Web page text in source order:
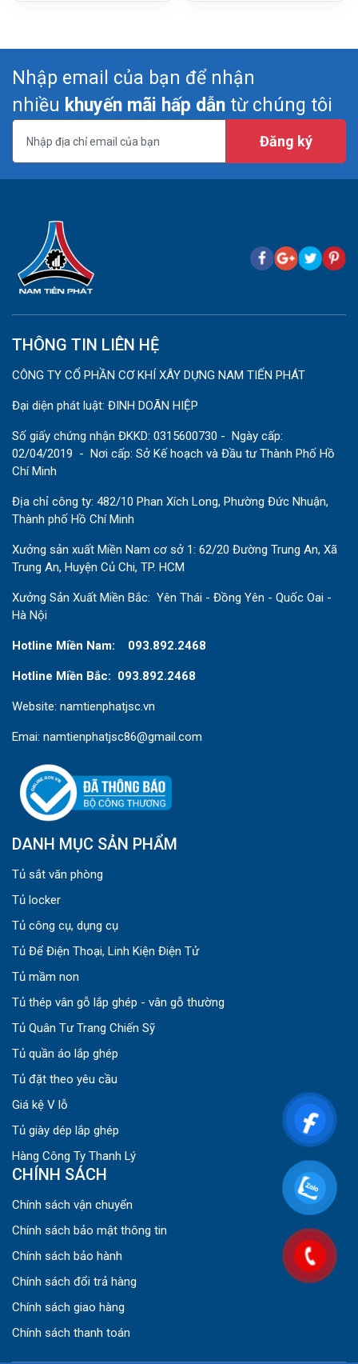
Nhập email của bạn để nhận
nhiều khuyến mãi hấp dẫn từ chúng tôi
Đăng ký
THÔNG TIN LIÊN HỆ
CÔNG TY CỔ PHẦN CƠ KHÍ XÂY DỰNG NAM TIẾN PHÁT
Đại diện phát luật: ĐINH DOÃN HIỆP
Số giấy chứng nhận ĐKKD: 0315600730 - Ngày cấp:
02/04/2019 - Nơi cấp: Sở Kế hoạch và Đầu tư Thành Phố Hồ
Chí Minh
Địa chỉ công ty: 482/10 Phan Xích Long, Phường Đức Nhuận,
Thành phố Hồ Chí Minh
Xưởng sản xuất Miền Nam cơ sở 1: 62/20 Đường Trung An, Xã
Trung An, Huyện Củ Chi, TP. HCM
Xưởng Sản Xuất Miền Bắc: Yên Thái - Đồng Yên - Quốc Oai -
Hà Nội
Hotline Miền Nam: 093.892.2468
Hotline Miền Bắc: 093.892.2468
Website: namtienphatjsc.vn
Emai: namtienphatjsc86@gmail.com
DANH MỤC SẢN PHẨM
Tủ sắt văn phòng
Tủ locker
Tủ công cụ, dụng cụ
Tủ Để Điện Thoại, Linh Kiện Điện Tử
Tủ mầm non
Tủ thép vân gỗ lắp ghép - vân gỗ thường
Tủ Quân Tư Trang Chiến Sỹ
Tủ quần áo lắp ghép
Tủ đặt theo yêu cầu
Giá kệ V lỗ
Tủ giày dép lắp ghép
Hàng Công Ty Thanh Lý
CHÍNH SÁCH
Chính sách vận chuyển
Chính sách bảo mật thông tin
Chính sách bảo hành
Chính sách đổi trả hàng
Chính sách giao hàng
Chính sách thanh toán